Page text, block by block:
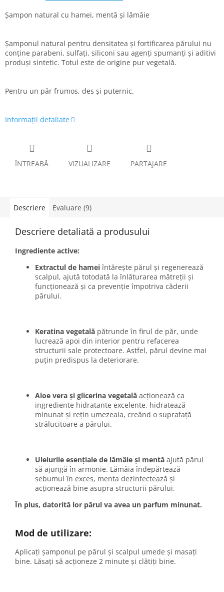
Șampon natural cu hamei, mentă și lămâie
Șamponul natural pentru densitatea și fortificarea părului nu
conține parabeni, sulfați, siliconi sau agenți spumanți și aditivi
produși sintetic. Totul este de origine pur vegetală.
Pentru un păr frumos, des și puternic.
Informaţii detaliate
ÎNTREABĂ VIZUALIZARE PARTAJARE
Descriere Evaluare (9)
Descriere detaliată a produsului
Ingrediente active:
Extractul de hameiîntărește părul și regenerează
scalpul, ajută totodată la înlăturarea mătreții și
funcționează și ca prevenție împotriva căderii
părului.
Keratina vegetală pătrunde în firul de păr, unde
lucrează apoi din interior pentru refacerea
structurii sale protectoare. Astfel, părul devine mai
puțin predispus la deteriorare.
Aloe vera și glicerina vegetală acționează ca
ingrediente hidratante excelente, hidratează
minunat și rețin umezeala, creând o suprafață
strălucitoare a părului.
Uleiurile esențiale de lămâie și mentă ajută părul
să ajungă în armonie. Lămâia îndepărtează
sebumul în exces, menta dezinfectează și
acționează bine asupra structurii părului.
În plus, datorită lor părul va avea un parfum minunat.
Mod de utilizare:
Aplicați șamponul pe părul și scalpul umede și masați
bine. Lăsați să acționeze 2 minute și clătiți bine.